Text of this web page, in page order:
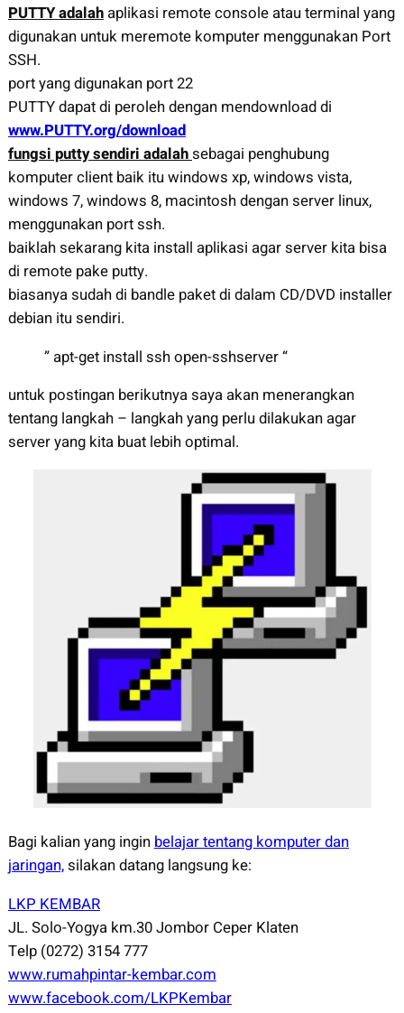
PUTTY adalahaplikasi remote console atau terminal yang
digunakan untuk meremote komputer menggunakan Port
SSH.
port yang digunakan port 22
PUTTY dapat di peroleh dengan mendownload di
www.PUTTY.org/download
fungsi putty sendiri adalahsebagai penghubung
komputer client baik itu windows xp, windows vista,
windows 7, windows 8, macintosh dengan server linux,
menggunakan port ssh.
baiklah sekarang kita install aplikasi agar server kita bisa
di remote pake putty.
biasanya sudah di bandle paket di dalam CD/DVD installer
debian itu sendiri.
” apt-get install ssh open-sshserver “
untuk postingan berikutnya saya akan menerangkan
tentang langkah – langkah yang perlu dilakukan agar
server yang kita buat lebih optimal.
Bagi kalian yang ingin belajar tentang komputer dan
jaringan,silakan datang langsung ke:
LKP KEMBAR
JL. Solo-Yogya km.30 Jombor Ceper Klaten
Telp (0272) 3154 777
www.rumahpintar-kembar.com
www.facebook.com/LKPKembar